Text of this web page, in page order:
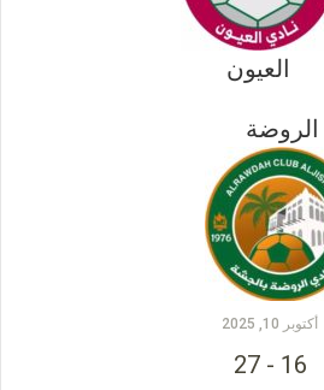
العيون
الروضة
أكتوبر 10, 2025
16
-
27